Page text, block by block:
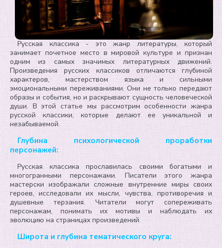
Русская классика - это жанр литературы, который
занимает почетное место в мировой культуре и признан
одним из самых значимых литературных движений.
Произведения русских классиков отличаются глубиной
характеров, мастерством языка и сильными
эмоциональными переживаниями. Они не только передают
образы и события, но и раскрывают сущность человеческой
души. В этой статье мы рассмотрим особенности жанра
русской классики, которые делают ее уникальной и
незабываемой.
Глубина психологической проработки
персонажей:
Русская классика прославилась своими богатыми и
многогранными персонажами. Писатели этого жанра
мастерски изображали сложные внутренние миры своих
героев, исследовали их мысли, чувства, противоречия и
душевные терзания. Читатели могут сопереживать
персонажам, понимать их мотивы и наблюдать их
эволюцию на страницах произведений.
Широта и глубина тематического круга: